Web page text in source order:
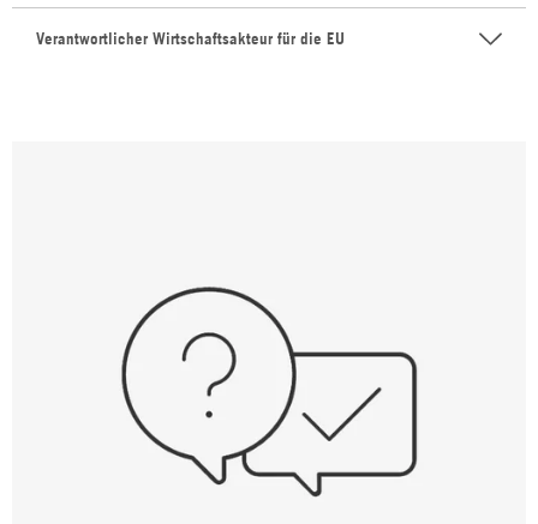
Verantwortlicher Wirtschaftsakteur für die EU